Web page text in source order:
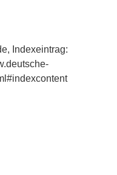
Indexeintrag: